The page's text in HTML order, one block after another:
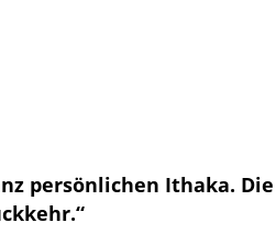
persönlichen Ithaka. Die